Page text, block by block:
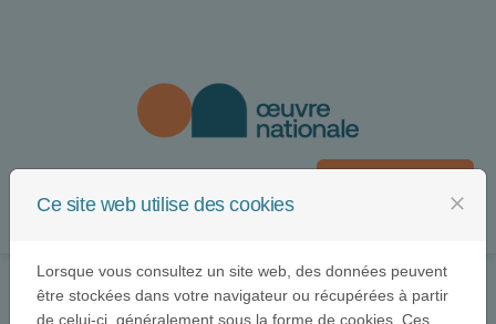
Menu
Ce site web utilise des cookies close
Lorsque vous consultez un site web, des données peuvent
être stockées dans votre navigateur ou récupérées à partir
de celui-ci, généralement sous la forme de cookies. Ces